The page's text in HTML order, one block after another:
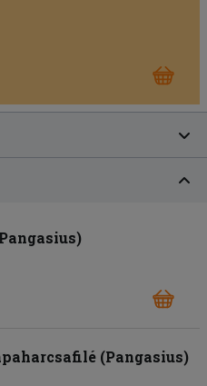
(Pangasius)